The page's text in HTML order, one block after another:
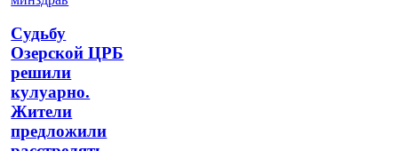
Судьбу
Озерской ЦРБ
решили
кулуарно.
Жители
предложили